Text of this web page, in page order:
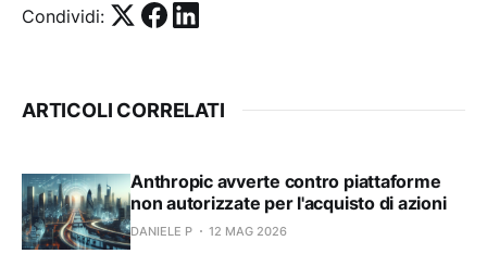
Condividi:
ARTICOLI CORRELATI
Anthropic avverte contro piattaforme
non autorizzate per l'acquisto di azioni
DANIELE P 12 MAG 2026